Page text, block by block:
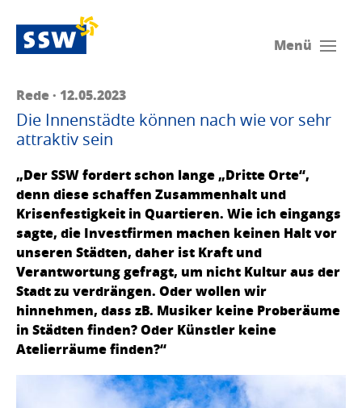
Menü
Rede · 12.05.2023
Die Innenstädte können nach wie vor sehr
attraktiv sein
„Der SSW fordert schon lange „Dritte Orte“,
denn diese schaffen Zusammenhalt und
Krisenfestigkeit in Quartieren. Wie ich eingangs
sagte, die Investfirmen machen keinen Halt vor
unseren Städten, daher ist Kraft und
Verantwortung gefragt, um nicht Kultur aus der
Stadt zu verdrängen. Oder wollen wir
hinnehmen, dass zB. Musiker keine Proberäume
in Städten finden? Oder Künstler keine
Atelierräume finden?“